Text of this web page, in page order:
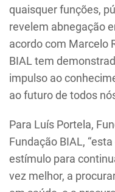
quaisquer funções,
revelem abnegação
acordo com Marcelo
BIAL tem
impulso ao
ao futuro de todos
Para Luís Portela,
Fundação BIAL,
estímulo para
vez melhor, a